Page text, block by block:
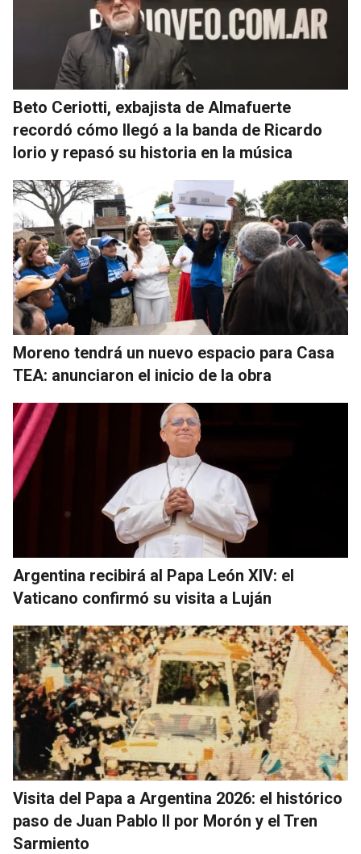
Beto Ceriotti, exbajista de Almafuerte
recordó cómo llegó a la banda de Ricardo
Iorio y repasó su historia en la música
Moreno tendrá un nuevo espacio para Casa
TEA: anunciaron el inicio de la obra
Argentina recibirá al Papa León XIV: el
Vaticano confirmó su visita a Luján
Visita del Papa a Argentina 2026: el histórico
paso de Juan Pablo II por Morón y el Tren
Sarmiento